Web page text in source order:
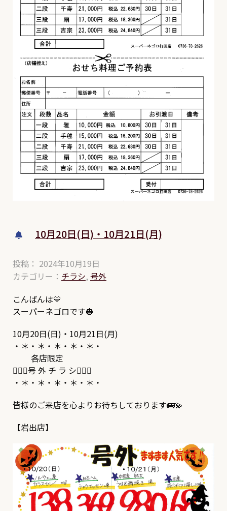
10月20日(日)・10月21日(月)
投稿： 2024年10月19日
カテゴリー： チラシ, 号外
こんばんは💛
スーパーネゴロです🎃
10月20日(日)・10月21日(月)
・＊・＊・＊・＊・＊・
各店限定
🧛🏻‍♂️号 外 チ ラ シ🧛🏻‍♂️
・＊・＊・＊・＊・＊・
皆様のご来店を心よりお待ちしております🚌💫
【岩出店】